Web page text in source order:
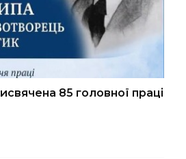
85 головної праці